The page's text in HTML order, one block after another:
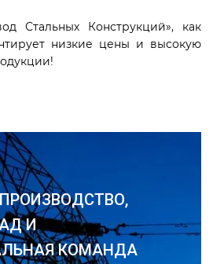
Стальных Конструкций», как
низкие цены и высокую
И
КОМАНДА